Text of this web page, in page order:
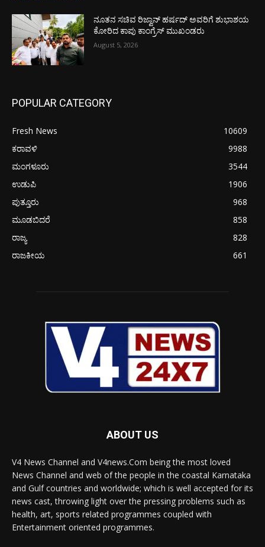
ನೂತನ ಸಚಿವ ರಿಜ್ವಾನ್ ಹರ್ಷದ್ ಅವರಿಗೆ ಶುಭಾಶಯ
ಕೋರಿದ ಕಾಪು ಕಾಂಗ್ರೆಸ್ ಮುಖಂಡರು
August 5, 2026
POPULAR CATEGORY
Fresh News
10609
ಕರಾವಳಿ
9988
ಮಂಗಳೂರು
3544
ಉಡುಪಿ
1906
ಪುತ್ತೂರು
968
ಮೂಡಬಿದರೆ
858
ರಾಜ್ಯ
828
ರಾಜಕೀಯ
661
ABOUT US
V4 News Channel and V4news.Com being the most loved
News Channel and web of the people in the coastal Karnataka
and Gulf countries and worldwide; which is well accepted for its
news cast, throwing light over the pressing problems such as
health, art, sports related programmes coupled with
Entertainment oriented programmes.